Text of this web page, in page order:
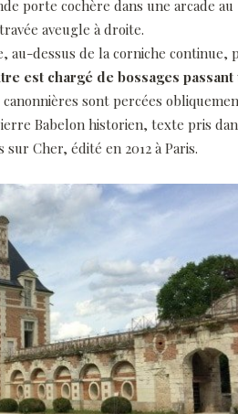
porte cochère dans une arcade au
aveugle à droite.
au-dessus de la corniche continue,
est chargé de bossages passant
sont percées
Babelon historien, texte pris
Cher, édité en 2012 à Paris.